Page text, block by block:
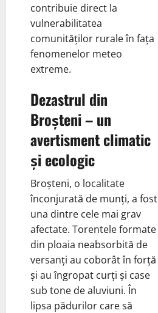
contribuie direct la
vulnerabilitatea
comunităților rurale în fața
fenomenelor meteo
extreme.
Dezastrul din
Broșteni – un
avertisment climatic
și ecologic
Broșteni, o localitate
înconjurată de munți, a fost
una dintre cele mai grav
afectate. Torentele formate
din ploaia neabsorbită de
versanți au coborât în forță
și au îngropat curți și case
sub tone de aluviuni. În
lipsa pădurilor care să